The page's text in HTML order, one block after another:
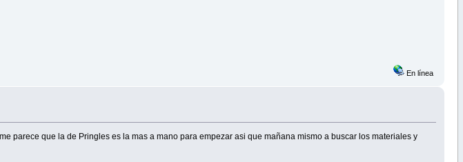
En línea
parece que la de Pringles es la mas a mano para empezar asi que mañana mismo a buscar los materiales y